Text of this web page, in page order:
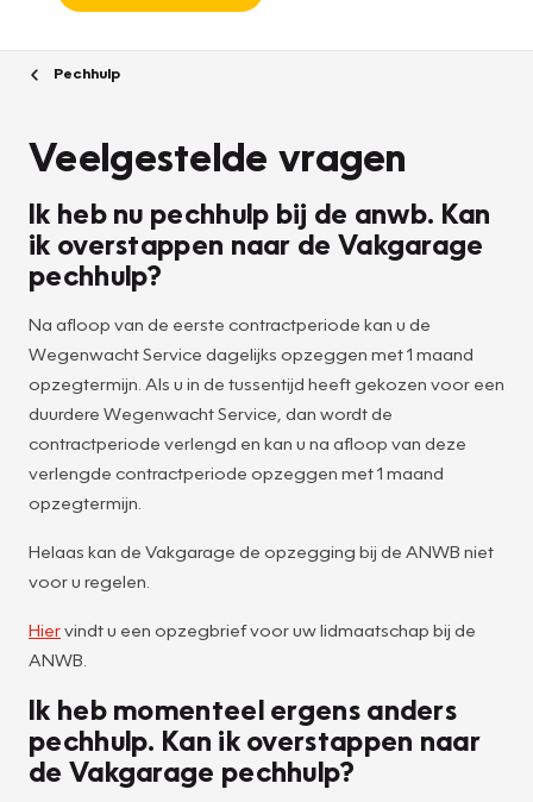
Pechhulp
Veelgestelde vragen
Ik heb nu pechhulp bij de anwb. Kan
ik overstappen naar de Vakgarage
pechhulp?
Na afloop van de eerste contractperiode kan u de
Wegenwacht Service dagelijks opzeggen met 1 maand
opzegtermijn. Als u in de tussentijd heeft gekozen voor een
duurdere Wegenwacht Service, dan wordt de
contractperiode verlengd en kan u na afloop van deze
verlengde contractperiode opzeggen met 1 maand
opzegtermijn.
Helaas kan de Vakgarage de opzegging bij de ANWB niet
voor u regelen.
Hiervindt u een opzegbrief voor uw lidmaatschap bij de
ANWB.
Ik heb momenteel ergens anders
pechhulp. Kan ik overstappen naar
de Vakgarage pechhulp?